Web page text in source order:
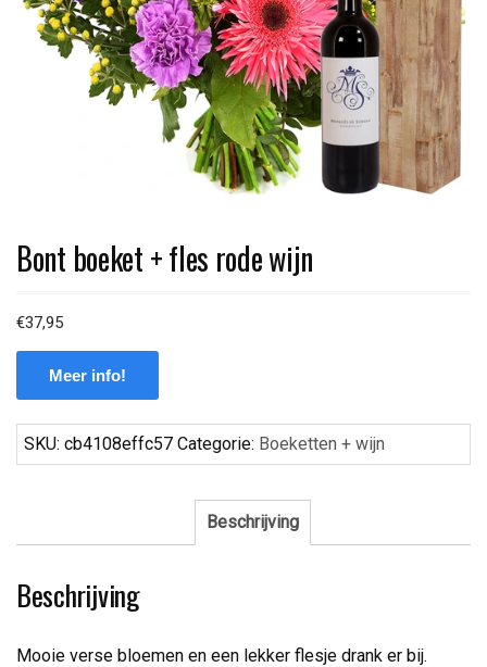
Bont boeket + fles rode wijn
€37,95
Meer info!
SKU: cb4108effc57 Categorie: Boeketten + wijn
Beschrijving
Beschrijving
Mooie verse bloemen en een lekker flesje drank er bij.